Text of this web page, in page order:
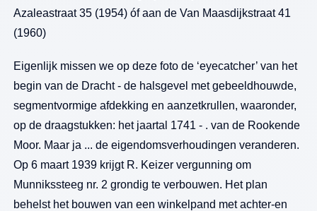
Azaleastraat 35 (1954) óf aan de Van Maasdijkstraat 41
(1960)
Eigenlijk missen we op deze foto de ‘eyecatcher’ van het
begin van de Dracht - de halsgevel met gebeeldhouwde,
segmentvormige afdekking en aanzetkrullen, waaronder,
op de draagstukken: het jaartal 1741 - . van de Rookende
Moor. Maar ja ... de eigendomsverhoudingen veranderen.
Op 6 maart 1939 krijgt R. Keizer vergunning om
Munnikssteeg nr. 2 grondig te verbouwen. Het plan
behelst het bouwen van een winkelpand met achter-en